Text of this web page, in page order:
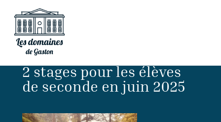
2 stages pour les élèves
de seconde en juin 2025